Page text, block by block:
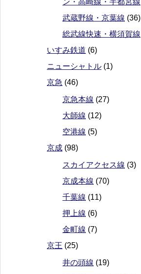
ン・高崎線・宇都宮線
武蔵野線・京葉線 (36)
総武線快速・横須賀線
いすみ鉄道 (6)
ニューシャトル (1)
京急 (46)
京急本線 (27)
大師線 (12)
空港線 (5)
京成 (98)
スカイアクセス線 (3)
京成本線 (70)
千葉線 (11)
押上線 (6)
金町線 (7)
京王 (25)
井の頭線 (19)